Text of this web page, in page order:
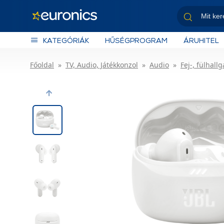
KATEGÓRIÁK HŰSÉGPROGRAM ÁRUHITEL
Főoldal TV, Audio, Játékkonzol Audio Fej-,
Previous